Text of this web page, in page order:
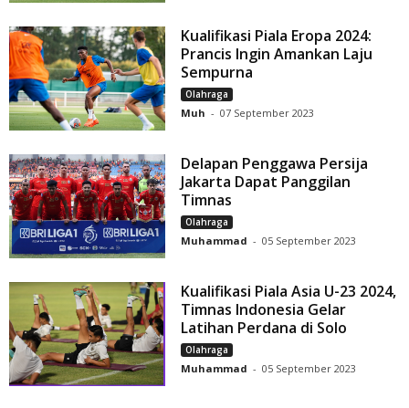
Kualifikasi Piala Eropa 2024:
Prancis Ingin Amankan Laju
Sempurna
Olahraga
Muh - 07 September 2023
Delapan Penggawa Persija
Jakarta Dapat Panggilan
Timnas
Olahraga
Muhammad - 05 September 2023
Kualifikasi Piala Asia U-23 2024,
Timnas Indonesia Gelar
Latihan Perdana di Solo
Olahraga
Muhammad - 05 September 2023